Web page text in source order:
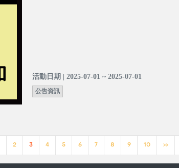
活動日期 | 2025-07-01 ~ 2025-07-01
公告資訊
2 3 4 5 6 7 8 9 10 >>